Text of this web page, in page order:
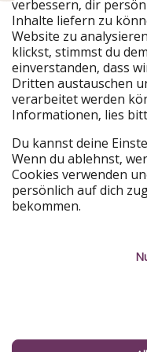
Unsere Märkte
PiratinViaggio
VakantiePiraten
VoyagesPirates
Urlaubspiraten
TravelPirates
HolidayPirates
Lerne uns kennen
Über uns
Nachhaltigkeit
verbessern, dir
Inhalte liefern zu
Website zu
klickst, stimmst du
einverstanden, dass
Dritten austauschen
verarbeitet werden
Informationen, lies
Du kannst deine
Wenn du ablehnst,
Cookies verwenden
persönlich auf dich
bekommen.